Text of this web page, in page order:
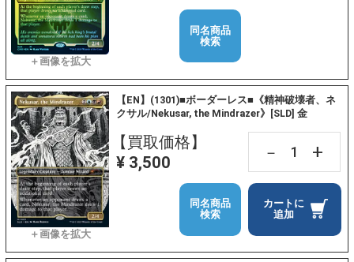
同名商品
検索
【EN】(1301)■ボーダーレス■《精神破壊者、ネ
クサル/Nekusar, the Mindrazer》[SLD] 金
【買取価格】
¥ 3,500
－ +
カートに
追加
同名商品
検索